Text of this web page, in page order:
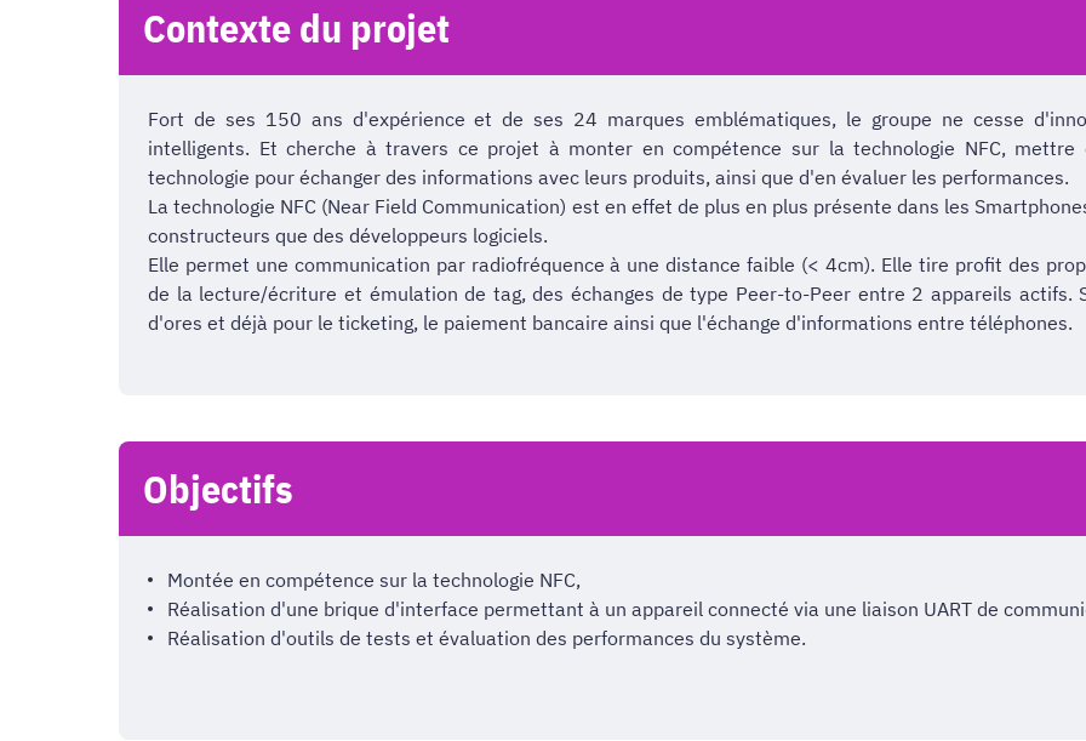
Contexte du projet
Fort de ses 150 ans d'expérience et de ses 24 marques emblématiques, le groupe ne cesse
intelligents. Et cherche à travers ce projet à monter en compétence sur la technologie NFC,
technologie pour échanger des informations avec leurs produits, ainsi que d'en évaluer les performances.
La technologie NFC (Near Field Communication) est en effet de plus en plus présente dans les
constructeurs que des développeurs logiciels.
Elle permet une communication par radiofréquence à une distance faible (< 4cm). Elle tire profit des
de la lecture/écriture et émulation de tag, des échanges de type Peer-to-Peer entre 2 appareils
d'ores et déjà pour le ticketing, le paiement bancaire ainsi que l'échange d'informations entre téléphones.
Objectifs
Montée en compétence sur la technologie NFC,
Réalisation d'une brique d'interface permettant à un appareil connecté via une liaison UART de
Réalisation d'outils de tests et évaluation des performances du système.